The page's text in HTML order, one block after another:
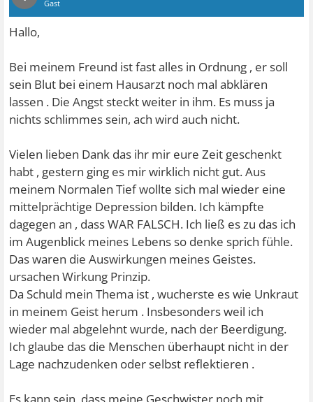
Gast
Hallo,
Bei meinem Freund ist fast alles in Ordnung , er soll
sein Blut bei einem Hausarzt noch mal abklären
lassen . Die Angst steckt weiter in ihm. Es muss ja
nichts schlimmes sein, ach wird auch nicht.
Vielen lieben Dank das ihr mir eure Zeit geschenkt
habt , gestern ging es mir wirklich nicht gut. Aus
meinem Normalen Tief wollte sich mal wieder eine
mittelprächtige Depression bilden. Ich kämpfte
dagegen an , dass WAR FALSCH. Ich ließ es zu das ich
im Augenblick meines Lebens so denke sprich fühle.
Das waren die Auswirkungen meines Geistes.
ursachen Wirkung Prinzip.
Da Schuld mein Thema ist , wucherste es wie Unkraut
in meinem Geist herum . Insbesonders weil ich
wieder mal abgelehnt wurde, nach der Beerdigung.
Ich glaube das die Menschen überhaupt nicht in der
Lage nachzudenken oder selbst reflektieren .
Es kann sein, dass meine Geschwister noch mit